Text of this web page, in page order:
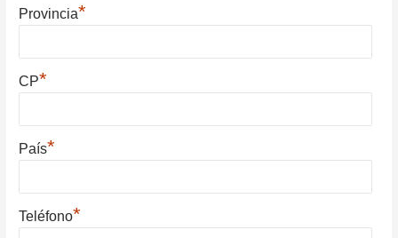
Provincia*
CP*
País*
Teléfono*